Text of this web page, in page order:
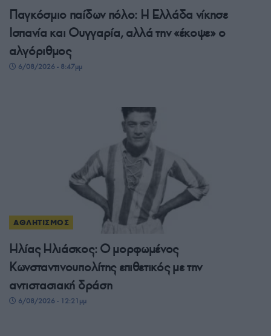
Παγκόσμιο παίδων πόλο: Η Ελλάδα νίκησε
Ισπανία και Ουγγαρία, αλλά την «έκοψε» ο
αλγόριθμος
6/08/2026 - 8:47μμ
ΑΘΛΗΤΙΣΜΟΣ
Ηλίας Ηλιάσκος: Ο μορφωμένος
Κωνσταντινουπολίτης επιθετικός με την
αντιστασιακή δράση
6/08/2026 - 12:21μμ